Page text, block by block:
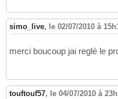
simo_live, le 02/07/2010 à
merci boucoup jai reglé le
touftouf57, le 04/07/2010 à